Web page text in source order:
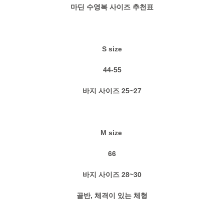
마딘 수영복 사이즈 추천표
S size
44-55
바지 사이즈 25~27
M size
66
바지 사이즈 28~30
골반, 체격이 있는 체형